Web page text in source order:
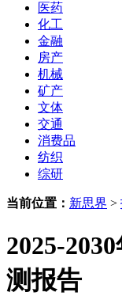
医药
化工
金融
房产
机械
矿产
文体
交通
消费品
纺织
综研
当前位置： 新思界 >
2025-
测报告